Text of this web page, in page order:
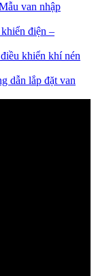
van nhập
điện –
khiển khí nén
dẫn lắp đặt van